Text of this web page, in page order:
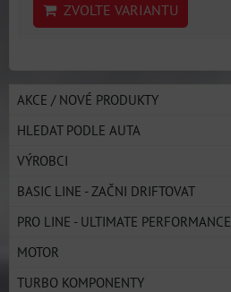
ZVOLTE VARIANTU
AKCE / NOVÉ PRODUKTY
HLEDAT PODLE AUTA
VÝROBCI
BASIC LINE - ZAČNI DRIFTOVAT
PRO LINE - ULTIMATE PERFORMANCE
MOTOR
TURBO KOMPONENTY